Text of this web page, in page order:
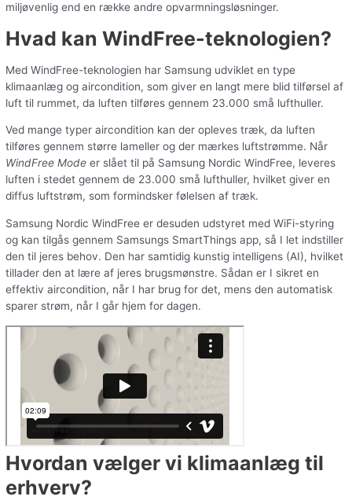
miljøvenlig end en række andre opvarmningsløsninger.
Hvad kan WindFree-teknologien?
Med WindFree-teknologien har Samsung udviklet en type
klimaanlæg og aircondition, som giver en langt mere blid tilførsel af
luft til rummet, da luften tilføres gennem 23.000 små lufthuller.
Ved mange typer aircondition kan der opleves træk, da luften
tilføres gennem større lameller og der mærkes luftstrømme. Når
WindFree Mode er slået til på Samsung Nordic WindFree, leveres
luften i stedet gennem de 23.000 små lufthuller, hvilket giver en
diffus luftstrøm, som formindsker følelsen af træk.
Samsung Nordic WindFree er desuden udstyret med WiFi-styring
og kan tilgås gennem Samsungs SmartThings app, så I let indstiller
den til jeres behov. Den har samtidig kunstig intelligens (AI), hvilket
tillader den at lære af jeres brugsmønstre. Sådan er I sikret en
effektiv aircondition, når I har brug for det, mens den automatisk
sparer strøm, når I går hjem for dagen.
Hvordan vælger vi klimaanlæg til
erhverv?